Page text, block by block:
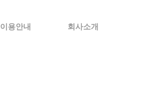
이용안내 회사소개